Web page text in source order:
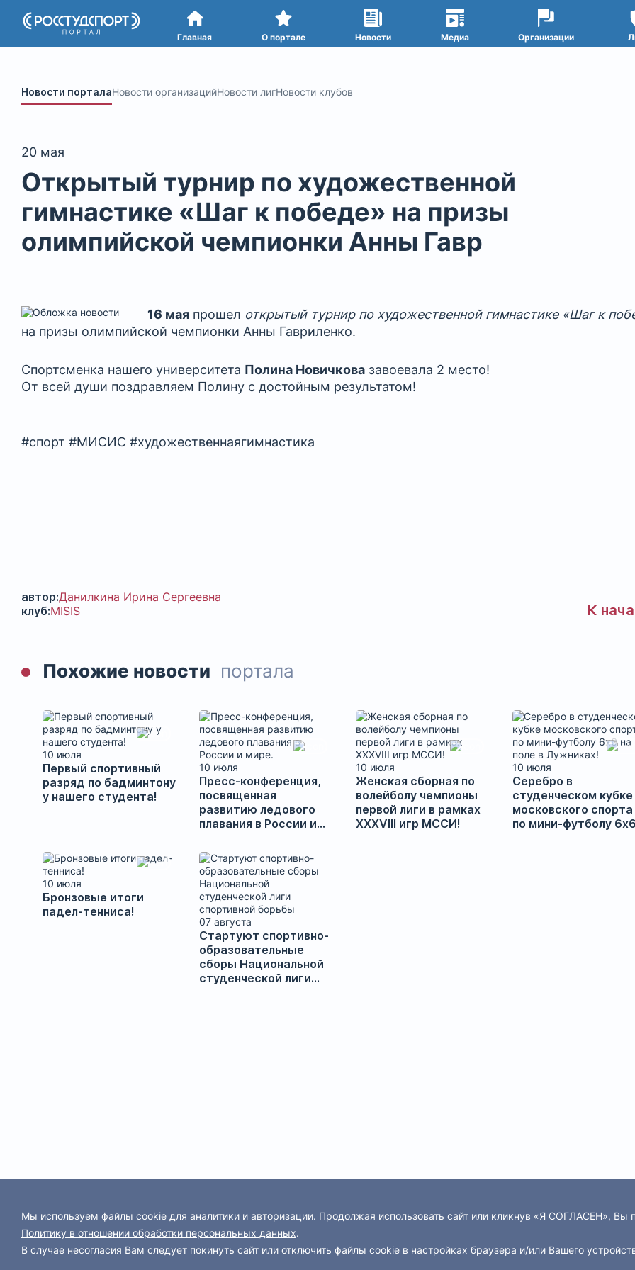
Порталстуденческого спорта
Главная О портале Новости Медиа Организации
Новости порталаНовости организацийНовости лигНовости клубов
20 мая
Открытый турнир по художественной
гимнастике «Шаг к победе» на призы
олимпийской чемпионки Анны Гавр
16 мая прошел открытый турнир по художественной гимнастике «Шаг к
на призы олимпийской чемпионки Анны Гавриленко.
Спортсменка нашего университета Полина Новичкова завоевала 2 место!
От всей души поздравляем Полину с достойным результатом!
#спорт #МИСИС #художественнаягимнастика
автор:Данилкина Ирина Сергеевна
клуб:MISIS К
Похожие новости портала
10 июля
Первый спортивный
разряд по бадминтону
у нашего студента!
10 июля
Пресс-конференция,
посвященная
развитию ледового
плавания в России и
10 июля
Женская сборная по
волейболу чемпионы
первой лиги в рамках
XXXVIII игр МССИ!
10 июля
Серебро в
студенческом кубке
московского спорта
по мини-футболу
10 июля
Бронзовые итоги
падел-тенниса!
07 августа
Стартуют спортивно-
образовательные
сборы Национальной
студенческой лиги
Мы используем файлы cookie для аналитики и авторизации. Продолжая использовать сайт или кликнув «Я СОГЛАСЕН», Вы
Политику в отношении обработки персональных данных.
В случае несогласия Вам следует покинуть сайт или отключить файлы cookie в настройках браузера и/или Вашего